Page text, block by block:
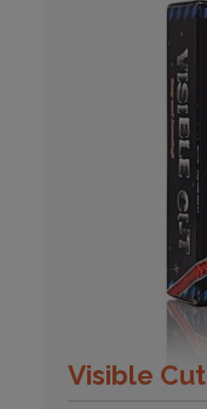
Visible Cut